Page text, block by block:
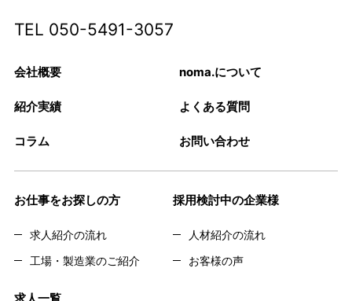
TEL 050-5491-3057
会社概要 noma.について
紹介実績 よくある質問
コラム お問い合わせ
お仕事をお探しの方
求人紹介の流れ
工場・製造業のご紹介
採用検討中の企業様
人材紹介の流れ
お客様の声